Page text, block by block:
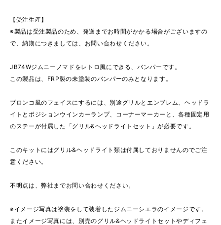
【受注生産】
※製品は受注製品のため、発送までお時間がかかる場合がございますの
で、納期につきましては、お問い合わせください。
JB74Wジムニーノマドをレトロ風にできる、バンパーです。
この製品は、FRP製の未塗装のバンパーのみとなります。
ブロンコ風のフェイスにするには、別途グリルとエンブレム、ヘッドラ
イトとポジションウインカーランプ、コーナーマーカーと、各種固定用
のステーが付属した「グリル&ヘッドライトセット」が必要です。
このキットにはグリル&ヘッドライト類は付属しておりませんのでご注
意ください。
不明点は、弊社までお問い合わせください。
※イメージ写真は塗装をして装着したジムニーシエラのイメージです。
またイメージ写真には、別売のグリル&ヘッドライトセットやディフェ